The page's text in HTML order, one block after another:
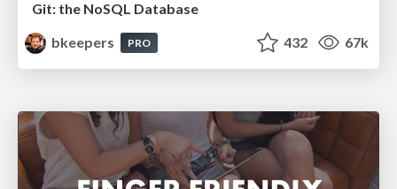
Git: the NoSQL Database
bkeepers
PRO 432 67k